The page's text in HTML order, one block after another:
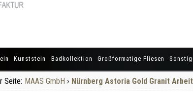
Kunststein Badkollektion Großformatige Fliesen
Seite: MAAS GmbH › Nürnberg Astoria Gold Granit